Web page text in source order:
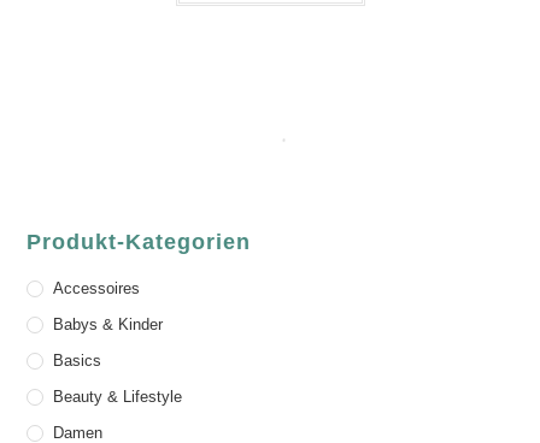
Produkt-Kategorien
Accessoires
Babys & Kinder
Basics
Beauty & Lifestyle
Damen